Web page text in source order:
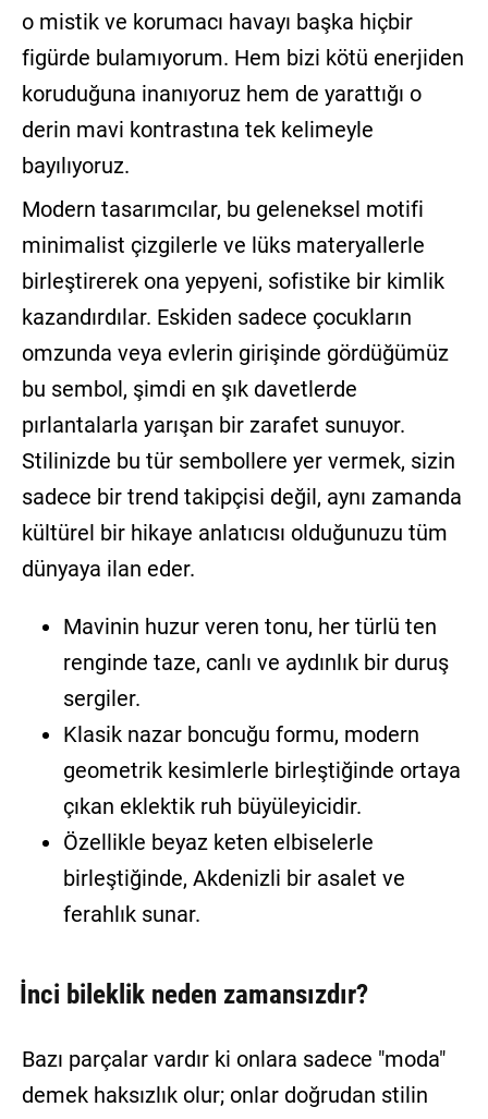
o mistik ve korumacı havayı başka hiçbir
figürde bulamıyorum. Hem bizi kötü enerjiden
koruduğuna inanıyoruz hem de yarattığı o
derin mavi kontrastına tek kelimeyle
bayılıyoruz.
Modern tasarımcılar, bu geleneksel motifi
minimalist çizgilerle ve lüks materyallerle
birleştirerek ona yepyeni, sofistike bir kimlik
kazandırdılar. Eskiden sadece çocukların
omzunda veya evlerin girişinde gördüğümüz
bu sembol, şimdi en şık davetlerde
pırlantalarla yarışan bir zarafet sunuyor.
Stilinizde bu tür sembollere yer vermek, sizin
sadece bir trend takipçisi değil, aynı zamanda
kültürel bir hikaye anlatıcısı olduğunuzu tüm
dünyaya ilan eder.
Mavinin huzur veren tonu, her türlü ten
renginde taze, canlı ve aydınlık bir duruş
sergiler.
Klasik nazar boncuğu formu, modern
geometrik kesimlerle birleştiğinde ortaya
çıkan eklektik ruh büyüleyicidir.
Özellikle beyaz keten elbiselerle
birleştiğinde, Akdenizli bir asalet ve
ferahlık sunar.
İnci bileklik neden zamansızdır?
Bazı parçalar vardır ki onlara sadece "moda"
demek haksızlık olur; onlar doğrudan stilin